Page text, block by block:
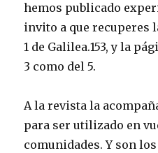
hemos publicado
invito a que recuperes
1 de Galilea.153, y la
3 como del 5.
A la revista la
para ser utilizado en
comunidades. Y son